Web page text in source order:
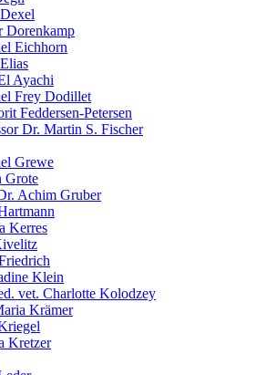
Dorenkamp
Eichhorn
Ayachi
Frey Dodillet
Feddersen-Petersen
Dr. Martin S. Fischer
Grewe
Grote
Achim Gruber
Kerres
Klein
vet. Charlotte Kolodzey
Krämer
Kretzer